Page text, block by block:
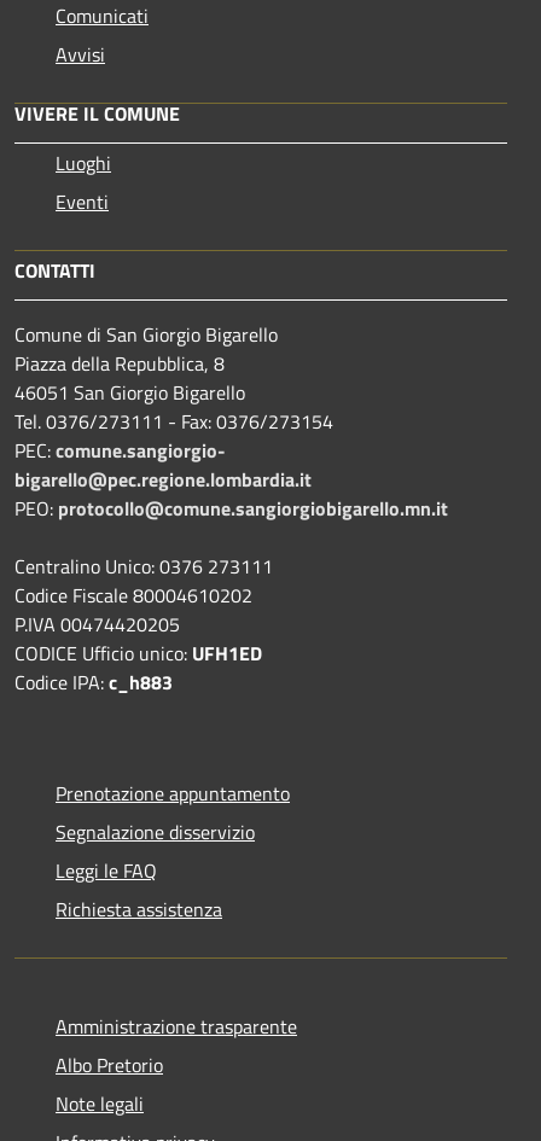
Comunicati
Avvisi
VIVERE IL COMUNE
Luoghi
Eventi
CONTATTI
Comune di San Giorgio Bigarello
Piazza della Repubblica, 8
46051 San Giorgio Bigarello
Tel. 0376/273111 - Fax: 0376/273154
PEC:comune.sangiorgio-
bigarello@pec.regione.lombardia.it
PEO: protocollo@comune.sangiorgiobigarello.mn.it
Centralino Unico: 0376 273111
Codice Fiscale 80004610202
P.IVA 00474420205
CODICE Ufficio unico: UFH1ED
Codice IPA:c_h883
Prenotazione appuntamento
Segnalazione disservizio
Leggi le FAQ
Richiesta assistenza
Amministrazione trasparente
Albo Pretorio
Note legali